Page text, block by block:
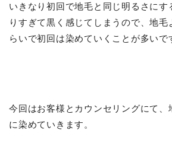
いきなり初回で地毛と同じ明るさにす
りすぎて黒く感じてしまうので、地毛
らいで初回は染めていくことが多いで
今回はお客様とカウンセリングにて、
に染めていきます。